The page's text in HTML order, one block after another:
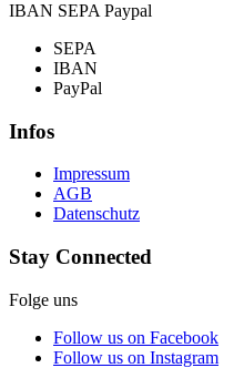
IBAN SEPA Paypal
SEPA
IBAN
PayPal
Infos
Impressum
AGB
Datenschutz
Stay Connected
Folge uns
Follow us on Facebook
Follow us on Instagram